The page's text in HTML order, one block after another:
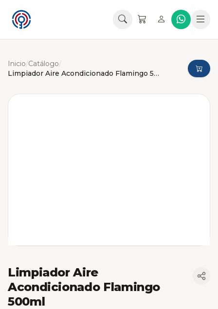
Inicio/Catálogo/
Limpiador Aire Acondicionado Flamingo 500ml
Limpiador Aire
Acondicionado Flamingo
500ml